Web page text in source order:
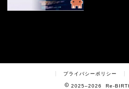
プライバシーポリシー
2025–2026 Re-